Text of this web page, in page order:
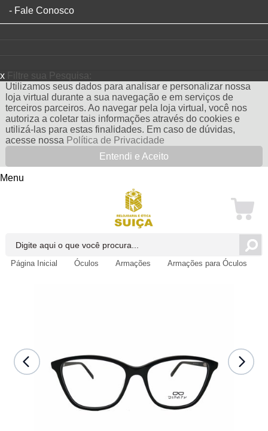
Fale Conosco
x Filtre sua Pesquisa:
Utilizamos seus dados para analisar e personalizar nossa
loja virtual durante a sua navegação e em serviços de
terceiros parceiros. Ao navegar pela loja virtual, você nos
autoriza a coletar tais informações através do cookies e
utilizá-las para estas finalidades. Em caso de dúvidas,
acesse nossa Política de Privacidade
Entendi e Aceito
Menu
Página Inicial Óculos Armações Armações para Óculos